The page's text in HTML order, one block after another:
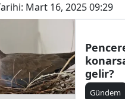
Artvin
Bilecik
Mart 16, 2025 09:29
gelir?
Gündem